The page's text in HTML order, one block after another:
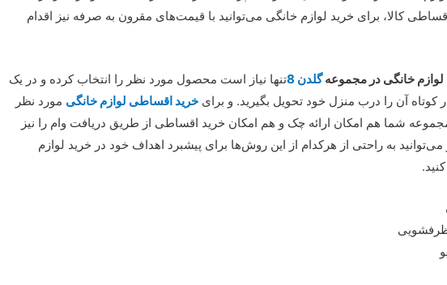
کالا، برای خرید لوازم خانگی می‌توانید با قیمت‌های مقرون به صرفه نیز اقدام
لوازم خانگی در مجموعهگلدن 8
تنها نیاز است محصول مورد نظر را انتخاب کرده و در یک
کوتاه آن را درب منزل خود تحویل بگیرید. و برایخرید اقساطی لوازم خانگی مورد نظر
شما هم امکان ارائه چک و هم امکان خرید اقساطی از طریق دریافت وام را نیز
به راحتی از هرکدام از این روش‌ها برای پیشبرد اهداف خود در خرید لوازم